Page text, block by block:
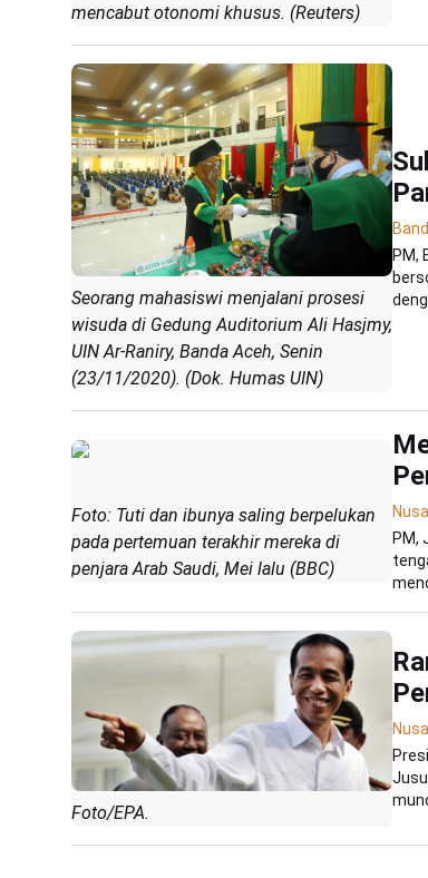
mencabut otonomi khusus. (Reuters)
Seorang mahasiswi menjalani prosesi
wisuda di Gedung Auditorium Ali Hasjmy,
UIN Ar-Raniry, Banda Aceh, Senin
(23/11/2020). (Dok. Humas UIN)
PM,
Foto: Tuti dan ibunya saling berpelukan
pada pertemuan terakhir mereka di
penjara Arab Saudi, Mei lalu (BBC)
PM,
Foto/EPA.